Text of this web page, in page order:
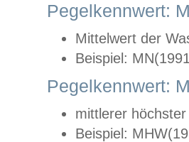
Pegelkennwert:
Mittelwert der
Beispiel:
Pegelkennwert:
mittlerer
Beispiel: